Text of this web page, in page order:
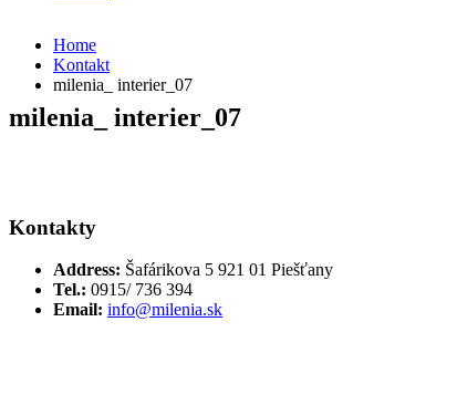
Home
Kontakt
milenia_ interier_07
milenia_ interier_07
Kontakty
Address: Šafárikova 5 921 01 Piešťany
Tel.: 0915/ 736 394
Email: info@milenia.sk